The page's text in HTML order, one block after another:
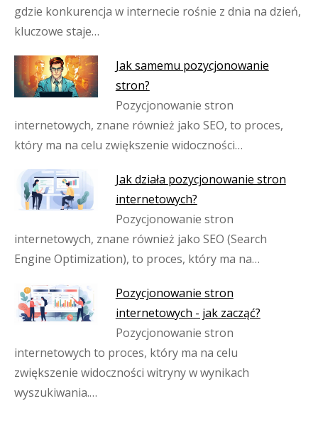
gdzie konkurencja w internecie rośnie z dnia na dzień,
kluczowe staje…
Jak samemu pozycjonowanie
stron?
Pozycjonowanie stron
internetowych, znane również jako SEO, to proces,
który ma na celu zwiększenie widoczności…
Jak działa pozycjonowanie stron
internetowych?
Pozycjonowanie stron
internetowych, znane również jako SEO (Search
Engine Optimization), to proces, który ma na…
Pozycjonowanie stron
internetowych - jak zacząć?
Pozycjonowanie stron
internetowych to proces, który ma na celu
zwiększenie widoczności witryny w wynikach
wyszukiwania.…